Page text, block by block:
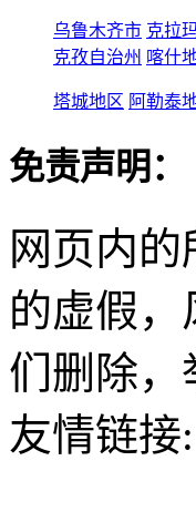
乌鲁木齐市 克拉
克孜自治州 喀什
塔城地区 阿勒泰
免责声明：
网页内
的虚假
们删除，
友情链接: